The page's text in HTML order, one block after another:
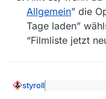
Allgemein” die
Tage laden”
“Filmliste jetzt
styroll